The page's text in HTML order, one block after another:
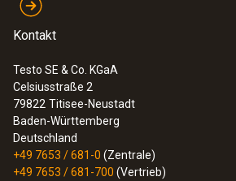
Kontakt
Testo SE & Co. KGaA
Celsiusstraße 2
79822 Titisee-Neustadt
Baden-Württemberg
Deutschland
+49 7653 / 681-0 (Zentrale)
+49 7653 / 681-700 (Vertrieb)